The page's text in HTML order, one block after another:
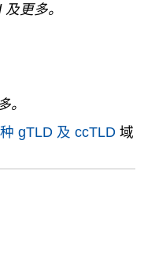
更多。
。
gTLD 及 ccTLD 域